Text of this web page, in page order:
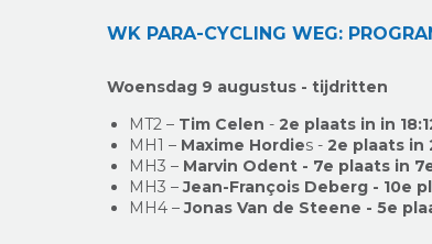
WK PARA-CYCLING WEG:
Woensdag 9 augustus - tijdritten
MT2 – Tim Celen -2e plaats in in
MH1 – Maxime Hordies -2e plaats in
MH3 – Marvin Odent - 7e plaats in
MH3 –Jean-François Deberg - 10e
MH4 –Jonas Van de Steene - 5e